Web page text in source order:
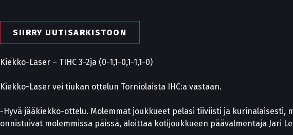
SIIRRY UUTISARKISTOON
Kiekko-Laser – TIHC 3-2ja (0-1,1-0,1-1,1-0)
Kiekko-Laser vei tiukan ottelun Torniolaista IHC:a vastaan.
-Hyvä jääkiekko-ottelu. Molemmat joukkueet pelasi tiiviisti ja kurinalaisesti,
onnistuivat molemmissa päissä, aloittaa kotijoukkueen päävalmentaja Jari